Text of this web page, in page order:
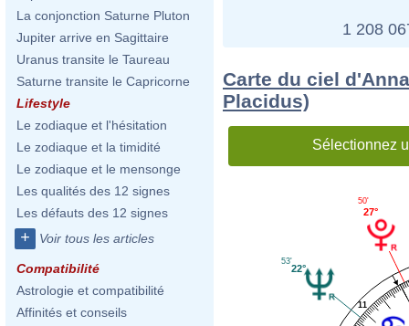
La conjonction Saturne Pluton
Jupiter arrive en Sagittaire
Uranus transite le Taureau
Saturne transite le Capricorne
Lifestyle
Le zodiaque et l'hésitation
Le zodiaque et la timidité
Le zodiaque et le mensonge
Les qualités des 12 signes
Les défauts des 12 signes
+ Voir tous les articles
Compatibilité
Astrologie et compatibilité
Affinités et conseils
1 208
Carte du ciel
Placidus)
Sélectionnez
11
27°
50'
22°
53'